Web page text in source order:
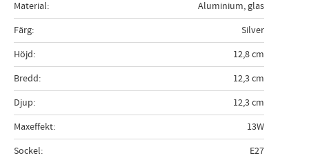
Material
Aluminium, glas
Färg
Silver
Höjd
12,8 cm
Bredd
12,3 cm
Djup
12,3 cm
Maxeffekt
13W
Sockel
E27